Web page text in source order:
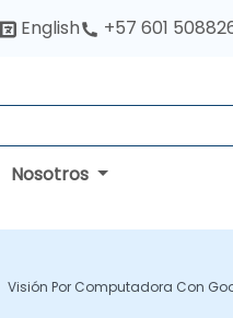
English +57 601
Nosotros
Visión Por Computadora Con